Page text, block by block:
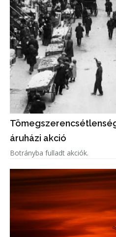
áruházi akció
Botrányba fulladt akciók.